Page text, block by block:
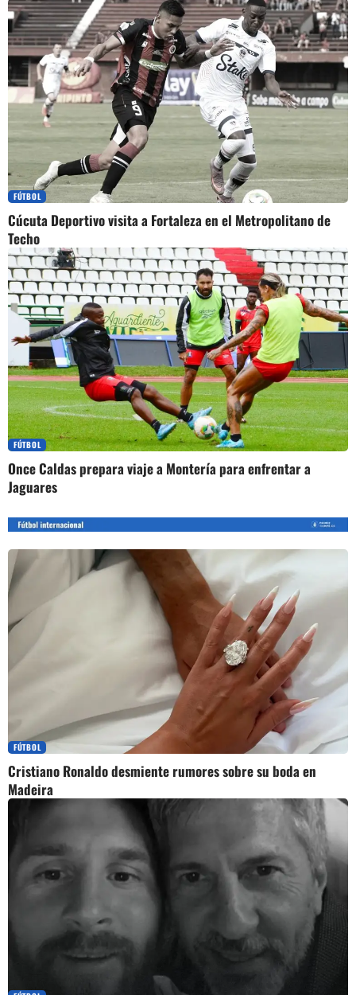
FÚTBOL
Cúcuta Deportivo visita a Fortaleza en el Metropolitano de
Techo
FÚTBOL
Once Caldas prepara viaje a Montería para enfrentar a
Jaguares
FÚTBOL
Cristiano Ronaldo desmiente rumores sobre su boda en
Madeira